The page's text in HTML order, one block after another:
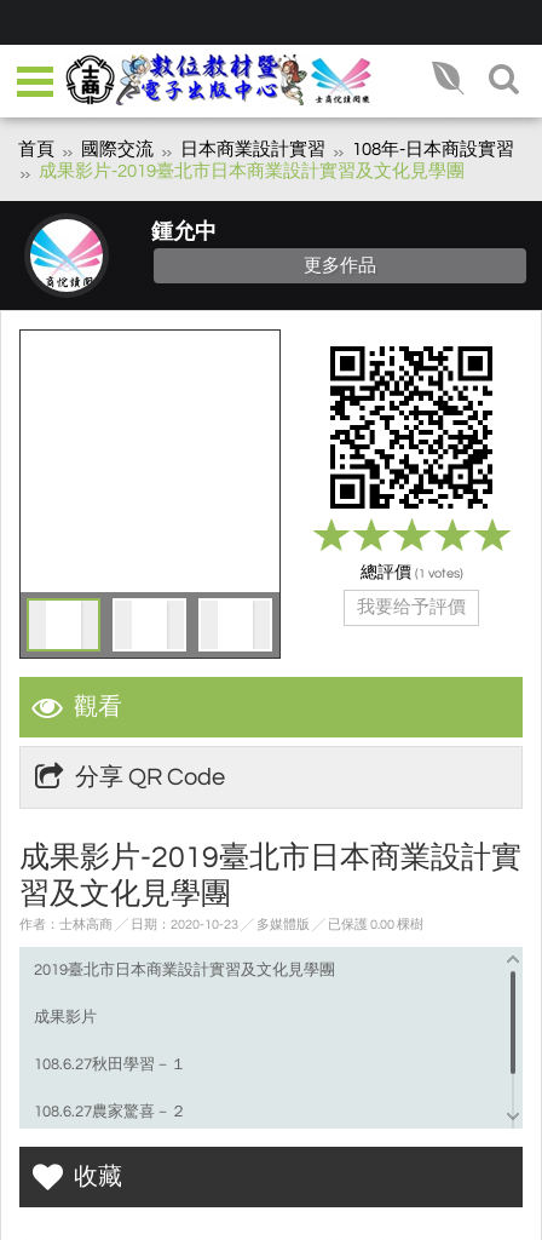
首頁 國際交流 日本商業設計實習
108年-日本商設實習
成果影片-2019臺北市日本商業設計實習及文化見學團
鍾允中
更多作品
觀看
分享 QR Code
成果影片-2019臺北市日本商業設計實
習及文化見學團
作者：士林高商 ╱ 日期：2020-10-23 ╱ 多媒體版 ╱ 已保護 0.00 棵樹
2019臺北市日本商業設計實習及文化見學團
成果影片
108.6.27秋田學習－１
108.6.27農家驚喜－２
收藏
總評價 (1 votes)
我要给予評價